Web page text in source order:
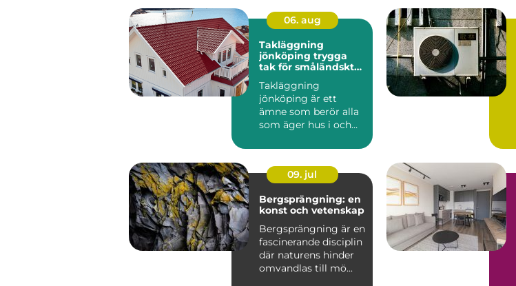
06. aug
Takläggning
jönköping trygga
tak för småländskt
Takläggning
jönköping är ett
ämne som berör alla
som äger hus i och
villor i...
09. jul
Bergsprängning: en
konst och vetenskap
Bergsprängning är en
fascinerande disciplin
där naturens hinder
omvandlas till mö...